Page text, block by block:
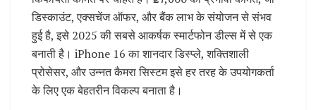
डिस्काउंट, एक्सचेंज ऑफर, और बैंक लाभ के संयोजन से संभव
हुई है, इसे 2025 की सबसे आकर्षक स्मार्टफोन डील्स में से एक
बनाती है। iPhone 16 का शानदार डिस्प्ले, शक्तिशाली
प्रोसेसर, और उन्नत कैमरा सिस्टम इसे हर तरह के उपयोगकर्ता
के लिए एक बेहतरीन विकल्प बनाता है।